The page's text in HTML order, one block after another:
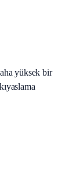
yüksek bir